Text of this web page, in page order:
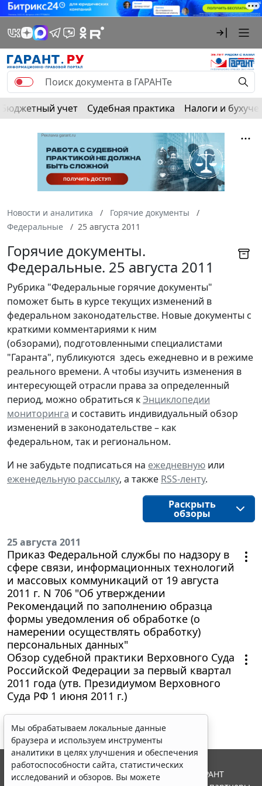
Бюджетный учет Судебная практика Налоги и
Новости и аналитика
Горячие документы
Федеральные
25 августа 2011
Горячие документы.
Федеральные. 25 августа 2011
Рубрика "Федеральные горячие документы"
поможет быть в курсе текущих изменений в
федеральном законодательстве. Новые документы с
краткими комментариями к ним
(обзорами), подготовленными специалистами
"Гаранта", публикуются здесь ежедневно и в режиме
реального времени. А чтобы изучить изменения в
интересующей отрасли права за определенный
период, можно обратиться кЭнциклопедии
мониторинга и составить индивидуальный обзор
изменений в законодательстве – как
федеральном, так и региональном.
И не забудьте подписаться на ежедневную или
еженедельную рассылку, а также RSS-ленту.
Раскрыть
обзоры
25 августа 2011
Приказ Федеральной службы по надзору в
сфере связи, информационных технологий
и массовых коммуникаций от 19 августа
2011 г. N 706 "Об утверждении
Рекомендаций по заполнению образца
формы уведомления об обработке (о
намерении осуществлять обработку)
персональных данных"
Обзор судебной практики Верховного Суда
Российской Федерации за первый квартал
2011 года (утв. Президиумом Верховного
Суда РФ 1 июня 2011 г.)
Мы обрабатываем локальные данные
браузера и используем инструменты
аналитики в целях улучшения и обеспечения
работоспособности сайта, статистических
исследований и обзоров. Вы можете
© ООО "НПП "ГАРАНТ-СЕРВИС", 2026. Система ГАРАНТ